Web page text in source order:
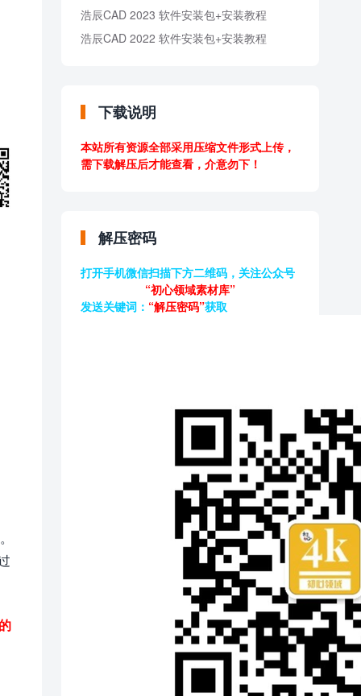
浩辰CAD 2023 软件安装包+安装教程
浩辰CAD 2022 软件安装包+安装教程
下载说明
本站所有资源全部采用压缩文件形式上传，
需下载解压后才能查看，介意勿下！
解压密码
打开手机微信扫描下方二维码，关注公众号
“初心领域素材库”
发送关键词： “解压密码”获取